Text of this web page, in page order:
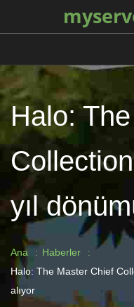
Halo:
yıl
Ana
Haberler
Halo: The Master Chief
alıyor